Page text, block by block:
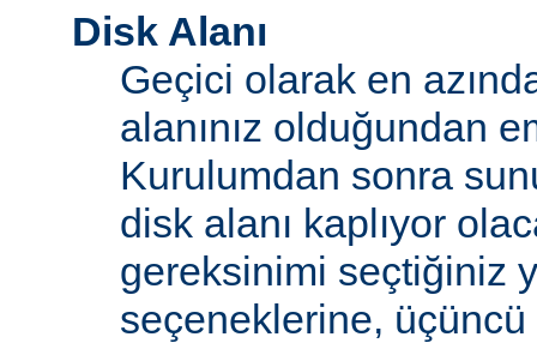
Disk Alanı
Geçici olarak en
alanınız olduğundan
Kurulumdan sonra
disk alanı kaplıyor
gereksinimi seçtiğiniz
seçeneklerine,